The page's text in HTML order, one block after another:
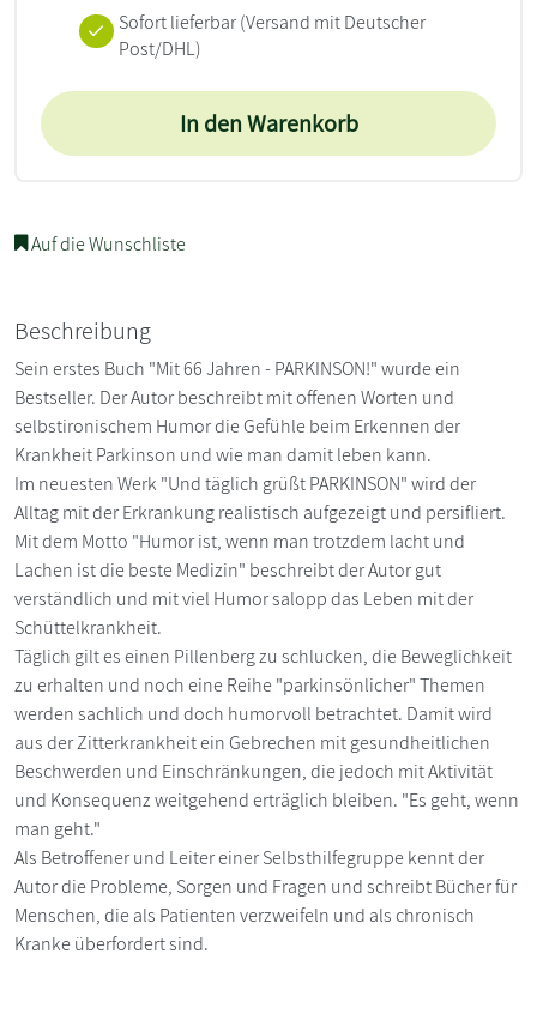
Sofort lieferbar(Versand mit Deutscher
Post/DHL)
In den Warenkorb
Auf die Wunschliste
Beschreibung
Sein erstes Buch "Mit 66 Jahren - PARKINSON!" wurde ein
Bestseller. Der Autor beschreibt mit offenen Worten und
selbstironischem Humor die Gefühle beim Erkennen der
Krankheit Parkinson und wie man damit leben kann.
Im neuesten Werk "Und täglich grüßt PARKINSON" wird der
Alltag mit der Erkrankung realistisch aufgezeigt und persifliert.
Mit dem Motto "Humor ist, wenn man trotzdem lacht und
Lachen ist die beste Medizin" beschreibt der Autor gut
verständlich und mit viel Humor salopp das Leben mit der
Schüttelkrankheit.
Täglich gilt es einen Pillenberg zu schlucken, die Beweglichkeit
zu erhalten und noch eine Reihe "parkinsönlicher" Themen
werden sachlich und doch humorvoll betrachtet. Damit wird
aus der Zitterkrankheit ein Gebrechen mit gesundheitlichen
Beschwerden und Einschränkungen, die jedoch mit Aktivität
und Konsequenz weitgehend erträglich bleiben. "Es geht, wenn
man geht."
Als Betroffener und Leiter einer Selbsthilfegruppe kennt der
Autor die Probleme, Sorgen und Fragen und schreibt Bücher für
Menschen, die als Patienten verzweifeln und als chronisch
Kranke überfordert sind.